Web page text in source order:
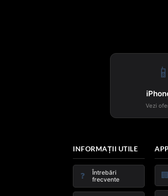
📱
Vezi
INFORMAȚII UTILE
❓
Întrebări
frecvente
🏢